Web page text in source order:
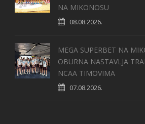
NA MIKONOSU
08.08.2026.
MEGA SUPERBET NA
OBURNA NASTAVLJA
NCAA TIMOVIMA
07.08.2026.